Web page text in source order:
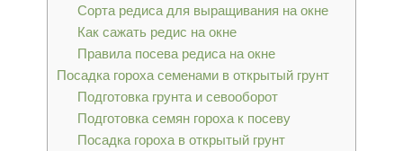
Сорта редиса для выращивания на окне
Как сажать редис на окне
Правила посева редиса на окне
Посадка гороха семенами в открытый грунт
Подготовка грунта и севооборот
Подготовка семян гороха к посеву
Посадка гороха в открытый грунт